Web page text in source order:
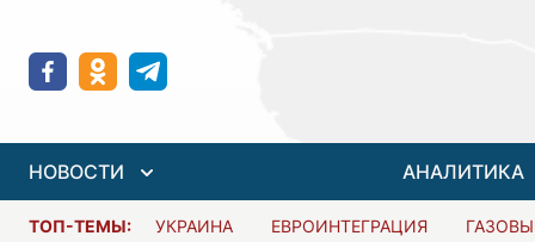
НОВОСТИ АНАЛИТИКА
ТОП-ТЕМЫ: УКРАИНА ЕВРОИНТЕГРАЦИЯ